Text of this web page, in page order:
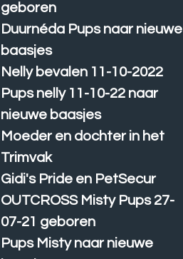
geboren
Duurnéda Pups naar nieuwe
baasjes
Nelly bevalen 11-10-2022
Pups nelly 11-10-22 naar
nieuwe baasjes
Moeder en dochter in het
Trimvak
Gidi's Pride en PetSecur
OUTCROSS Misty Pups 27-
07-21 geboren
Pups Misty naar nieuwe